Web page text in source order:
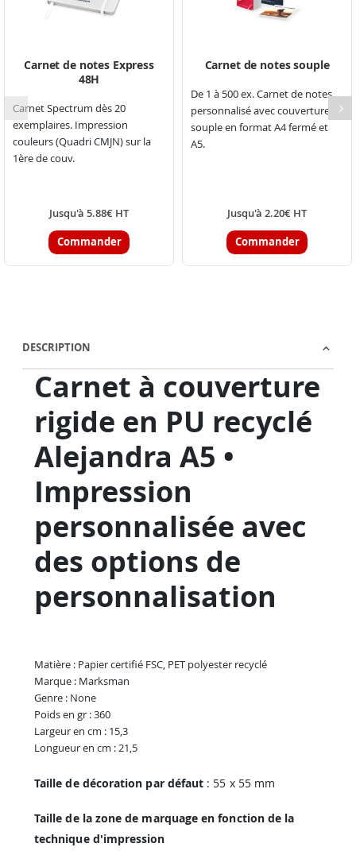
Carnet de notes Express
48H
Carnet Spectrum dès 20
exemplaires. Impression
couleurs (Quadri CMJN) sur la
1ère de couv.
Jusqu'à 5.88€ HT
Commander
Carnet de notes souple
De 1 à 500 ex. Carnet de notes
personnalisé avec couverture
souple en format A4 fermé et
A5.
Jusqu'à 2.20€ HT
Commander
DESCRIPTION
Carnet à couverture
rigide en PU recyclé
Alejandra A5 •
Impression
personnalisée avec
des options de
personnalisation
Matière : Papier certifié FSC, PET polyester recyclé
Marque : Marksman
Genre : None
Poids en gr : 360
Largeur en cm : 15,3
Longueur en cm : 21,5
Taille de décoration par défaut : 55 x 55 mm
Taille de la zone de marquage en fonction de la
technique d'impression